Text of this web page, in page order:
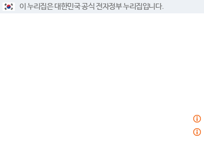
이 누리집은 대한민국 공식 전자정부 누리집입니다.